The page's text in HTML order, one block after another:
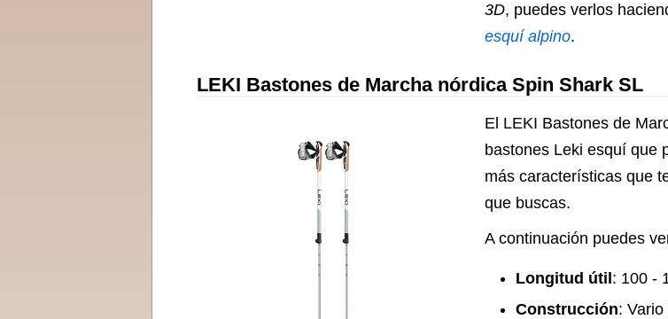
3D, puedes verlos
esquí alpino.
LEKI Bastones de Marcha nórdica Spin Shark SL
El LEKI Bastones de
bastones Leki esquí que
más características que
que buscas.
A continuación puedes
Longitud útil : 100 -
Construcción: